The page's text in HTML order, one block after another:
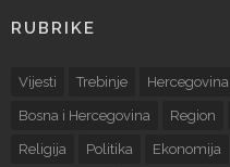
RUBRIKE
Vijesti Trebinje Hercegovina
Bosna i Hercegovina Region
Religija Politika Ekonomija